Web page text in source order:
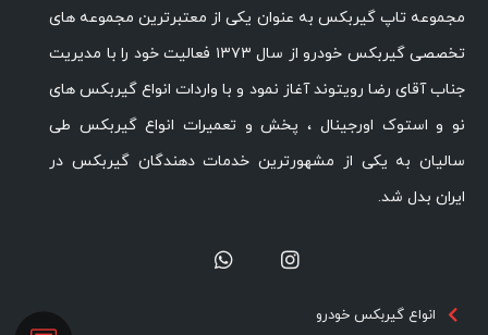
مجموعه تاپ گیربکس به عنوان یکی از معتبرترین مجموعه های
تخصصی گیربکس خودرو از سال ۱۳۷۳ فعالیت خود را با مدیریت
جناب آقای رضا رویتوند آغاز نمود و با واردات انواع گیربکس های
نو و استوک اورجینال ، پخش و تعمیرات انواع گیربکس طی
سالیان به یکی از مشهورترین خدمات دهندگان گیربکس در
ایران بدل شد.
انواع گیربکس خودرو